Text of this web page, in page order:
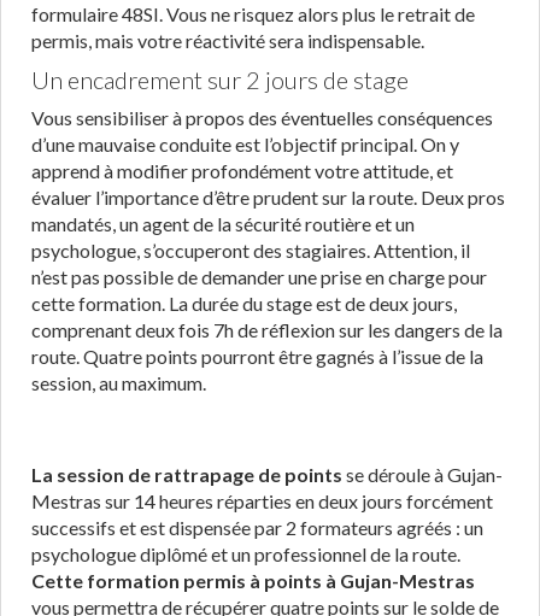
formulaire 48SI. Vous ne risquez alors plus le retrait de
permis, mais votre réactivité sera indispensable.
Un encadrement sur 2 jours de stage
Vous sensibiliser à propos des éventuelles conséquences
d’une mauvaise conduite est l’objectif principal. On y
apprend à modifier profondément votre attitude, et
évaluer l’importance d’être prudent sur la route. Deux pros
mandatés, un agent de la sécurité routière et un
psychologue, s’occuperont des stagiaires. Attention, il
n’est pas possible de demander une prise en charge pour
cette formation. La durée du stage est de deux jours,
comprenant deux fois 7h de réflexion sur les dangers de la
route. Quatre points pourront être gagnés à l’issue de la
session, au maximum.
La session de rattrapage de points se déroule à Gujan-
Mestras sur 14 heures réparties en deux jours forcément
successifs et est dispensée par 2 formateurs agréés : un
psychologue diplômé et un professionnel de la route.
Cette formation permis à points à Gujan-Mestras
vous permettra de récupérer quatre points sur le solde de